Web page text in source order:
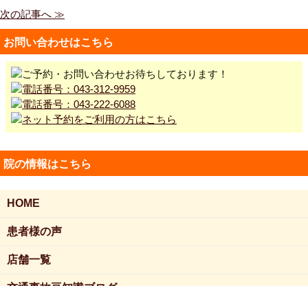
次の記事へ ≫
お問い合わせはこちら
院の情報はこちら
HOME
患者様の声
店舗一覧